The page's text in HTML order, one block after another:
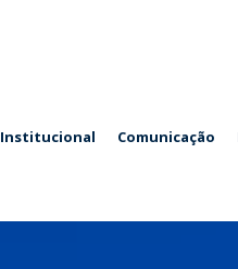
Institucional Comunicação